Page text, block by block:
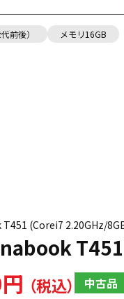
前後） メモリ16GB
(Corei7 2.20GHz/
T451
中古品